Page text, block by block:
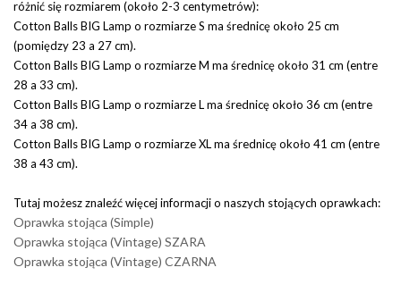
różnić się rozmiarem (około 2-3 centymetrów):
Cotton Balls BIG Lamp o rozmiarze S ma średnicę około 25 cm
(pomiędzy 23 a 27 cm).
Cotton Balls BIG Lamp o rozmiarze M ma średnicę około 31 cm (entre
28 a 33 cm).
Cotton Balls BIG Lamp o rozmiarze L ma średnicę około 36 cm (entre
34 a 38 cm).
Cotton Balls BIG Lamp o rozmiarze XL ma średnicę około 41 cm (entre
38 a 43 cm).
Tutaj możesz znaleźć więcej informacji o naszych stojących oprawkach:
Oprawka stojąca (Simple)
Oprawka stojąca (Vintage) SZARA
Oprawka stojąca (Vintage) CZARNA